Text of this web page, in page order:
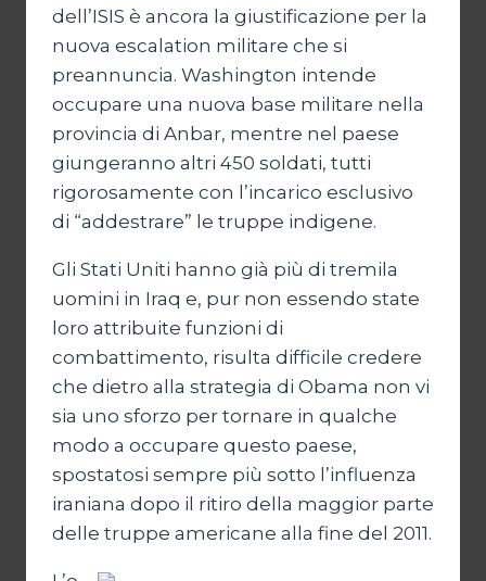
dell’ISIS è ancora la giustificazione per la
nuova escalation militare che si
preannuncia. Washington intende
occupare una nuova base militare nella
provincia di Anbar, mentre nel paese
giungeranno altri 450 soldati, tutti
rigorosamente con l’incarico esclusivo
di “addestrare” le truppe indigene.
Gli Stati Uniti hanno già più di tremila
uomini in Iraq e, pur non essendo state
loro attribuite funzioni di
combattimento, risulta difficile credere
che dietro alla strategia di Obama non vi
sia uno sforzo per tornare in qualche
modo a occupare questo paese,
spostatosi sempre più sotto l’influenza
iraniana dopo il ritiro della maggior parte
delle truppe americane alla fine del 2011.